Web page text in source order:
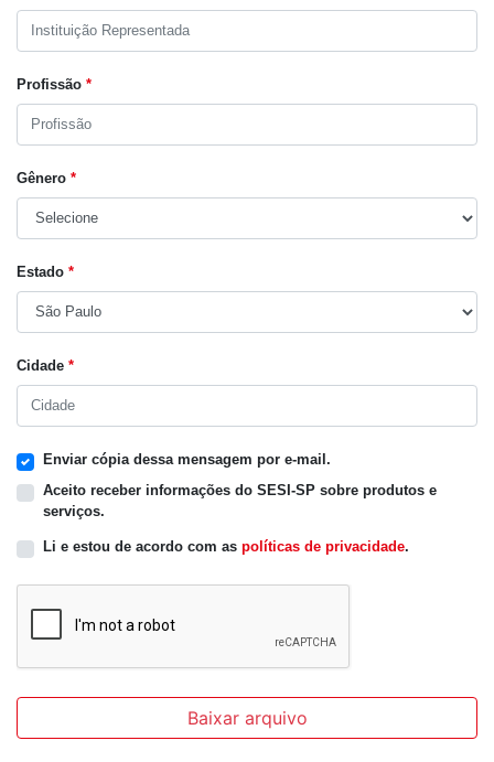
Profissão *
Gênero *
Estado *
Cidade *
Enviar cópia dessa mensagem por e-mail.
Aceito receber informações do SESI-SP sobre produtos e
serviços.
Li e estou de acordo com as políticas de privacidade.
Baixar arquivo